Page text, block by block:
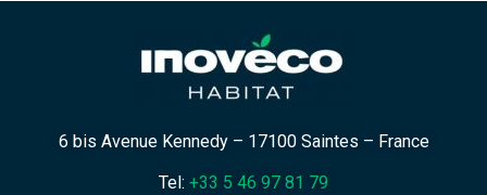
6 bis Avenue Kennedy – 17100 Saintes – France
Tel: +33 5 46 97 81 79